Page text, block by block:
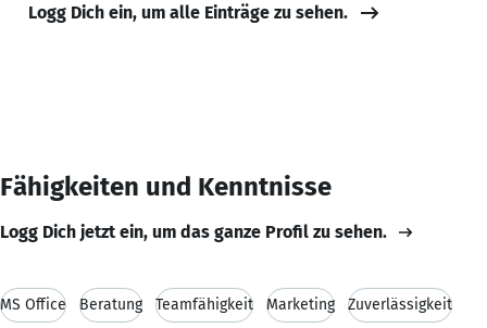
Logg Dich ein, um alle Einträge zu sehen.
Fähigkeiten und Kenntnisse
Logg Dich jetzt ein, um das ganze Profil zu sehen.
MS Office Beratung Teamfähigkeit Marketing Zuverlässigkeit